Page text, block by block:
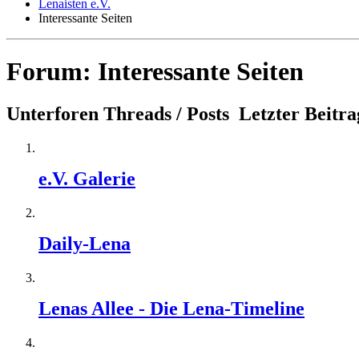
Lenaisten e.V.
Interessante Seiten
Forum: Interessante Seiten
Unterforen Threads / Posts Letzter
e.V. Galerie
Daily-Lena
Lenas Allee - Die Lena-Timeline